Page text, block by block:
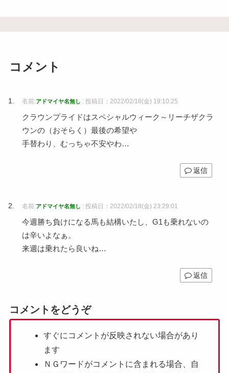
コメント
名前:アドマイヤ名無し : 投稿日：2022/02/18(金) 19:10:25
クラウンプライドはスペシャルウィーク～リーチザクラ
ウンの（おそらく）最後の希望や
手替わり、むっちゃ不安やわ…
返信
名前:アドマイヤ名無し : 投稿日：2022/02/18(金) 23:29:01
今週勝ち負けになる馬も結構いたし、G1も乗れないの
は辛いよなぁ。
来週は乗れたら良いね…
返信
コメントをどうぞ
すぐにコメントが反映されない場合があり
ます
ＮＧワードがコメントに含まれる場合、自